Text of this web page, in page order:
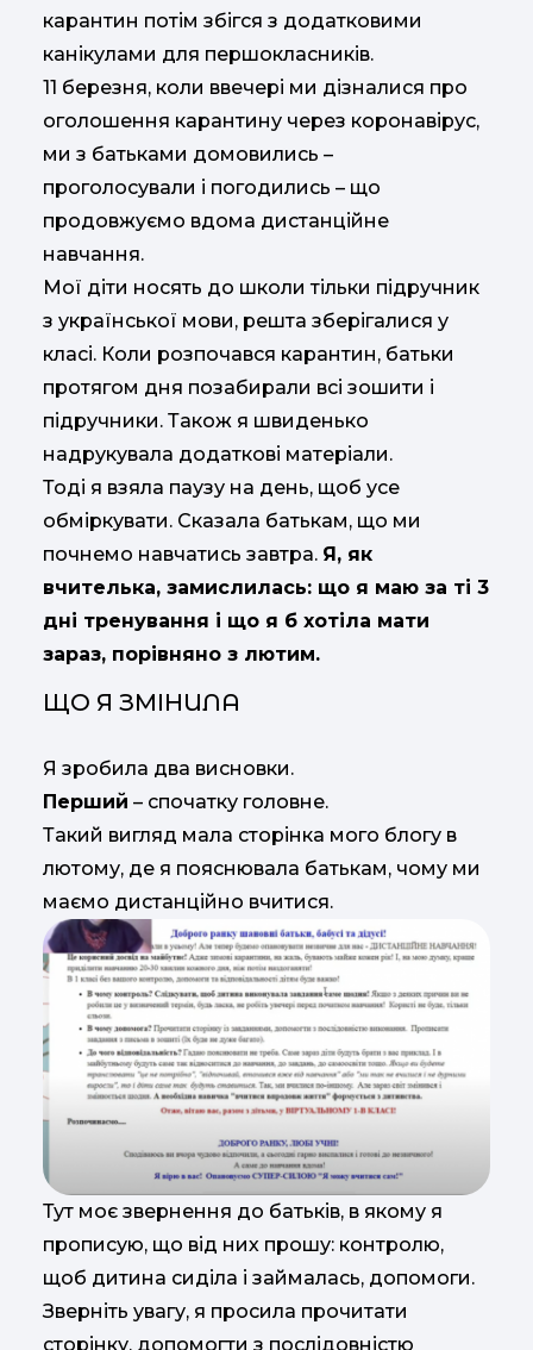
карантин потім збігся з додатковими
канікулами для першокласників.
11 березня, коли ввечері ми дізналися про
оголошення карантину через коронавірус,
ми з батьками домовились –
проголосували і погодились – що
продовжуємо вдома дистанційне
навчання.
Мої діти носять до школи тільки підручник
з української мови, решта зберігалися у
класі. Коли розпочався карантин, батьки
протягом дня позабирали всі зошити і
підручники. Також я швиденько
надрукувала додаткові матеріали.
Тоді я взяла паузу на день, щоб усе
обміркувати. Сказала батькам, що ми
почнемо навчатись завтра. Я, як
вчителька, замислилась: що я маю за ті 3
дні тренування і що я б хотіла мати
зараз, порівняно з лютим.
ЩО Я ЗМІНИЛА
Я зробила два висновки.
Перший – спочатку головне.
Такий вигляд мала сторінка мого блогу в
лютому, де я пояснювала батькам, чому ми
маємо дистанційно вчитися.
Тут моє звернення до батьків, в якому я
прописую, що від них прошу: контролю,
щоб дитина сиділа і займалась, допомоги.
Зверніть увагу, я просила прочитати
сторінку, допомогти з послідовністю